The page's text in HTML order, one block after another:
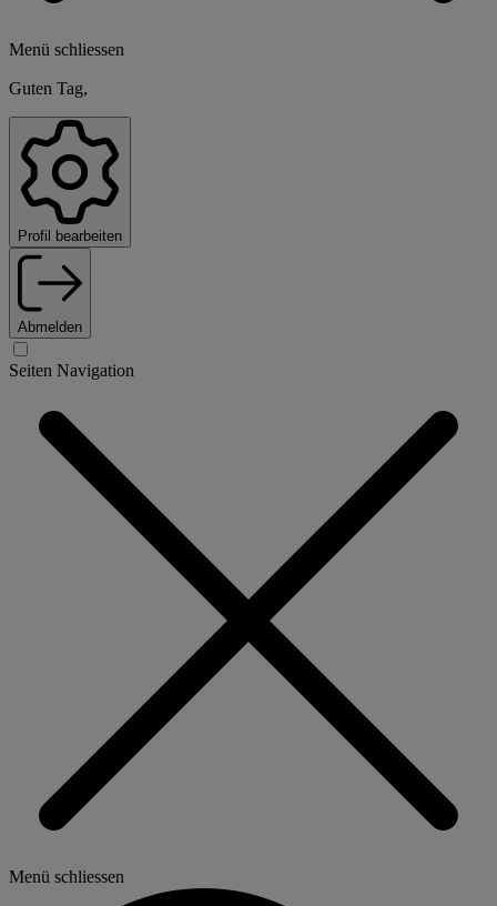
Menü schliessen
Guten Tag,
Profil bearbeiten
Abmelden
Seiten Navigation
Menü schliessen